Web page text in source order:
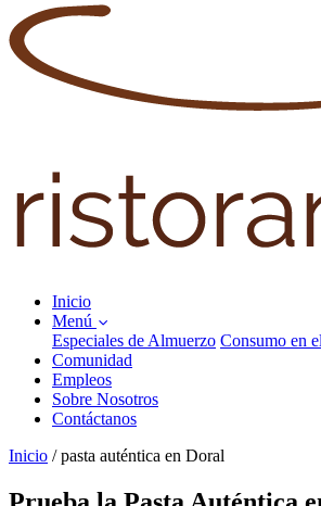
Inicio
Menú
Especiales de Almuerzo Consumo en
Comunidad
Empleos
Sobre Nosotros
Contáctanos
Inicio / pasta auténtica en Doral